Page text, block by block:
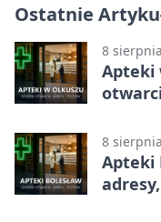
Ostatnie
8
Apteki
8
Apteki